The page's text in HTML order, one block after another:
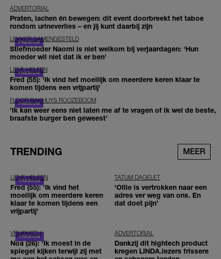
ADVERTORIAL
Praten, lachen én bewegen: dit event doorbreekt het taboe
rondom urineverlies – en jij kunt daarbij zijn
LEKKER SAMENGESTELD
Stiefmoeder Naomi is niet welkom bij verjaardagen: 'Hun
moeder wil niet dat ik er ben'
LIEVE HELEEN
Fred (55): 'Ik vind het moeilijk om meerdere keren klaar te
komen tijdens een vrijpartij'
FLOOR BAKHUYS ROOZEBOOM
'Ik kan weer eens niet laten me af te vragen of ik wel de beste,
braafste burger ben geweest'
TRENDING MEER
LIEVE HELEEN
Fred (55): 'Ik vind het
moeilijk om meerdere keren
klaar te komen tijdens een
vrijpartij'
TATUM DAGELET
'Ollie is vertrokken naar een
adres ver weg van ons. En
dat doet pijn’
VRIJPARTIJ
Noa (26): 'Ik moest in de
spiegel kijken terwijl zij met
ADVERTORIAL
Dankzij dit hightech product
kregen LINDA.lezers frissere